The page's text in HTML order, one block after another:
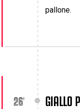
pallone.
26' GIALLO